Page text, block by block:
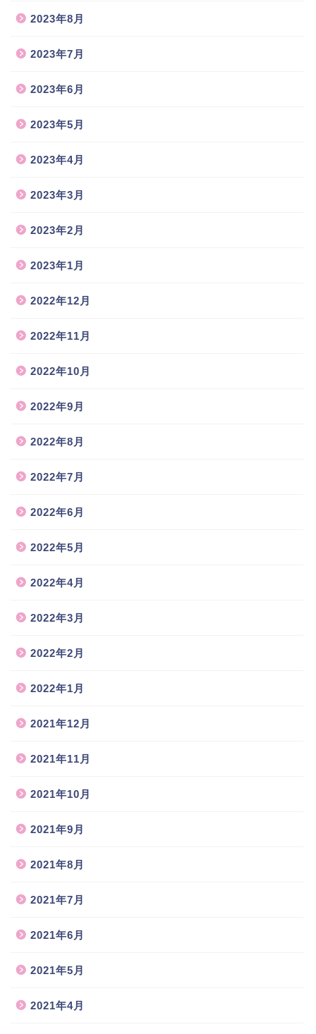
2023年8月
2023年7月
2023年6月
2023年5月
2023年4月
2023年3月
2023年2月
2023年1月
2022年12月
2022年11月
2022年10月
2022年9月
2022年8月
2022年7月
2022年6月
2022年5月
2022年4月
2022年3月
2022年2月
2022年1月
2021年12月
2021年11月
2021年10月
2021年9月
2021年8月
2021年7月
2021年6月
2021年5月
2021年4月